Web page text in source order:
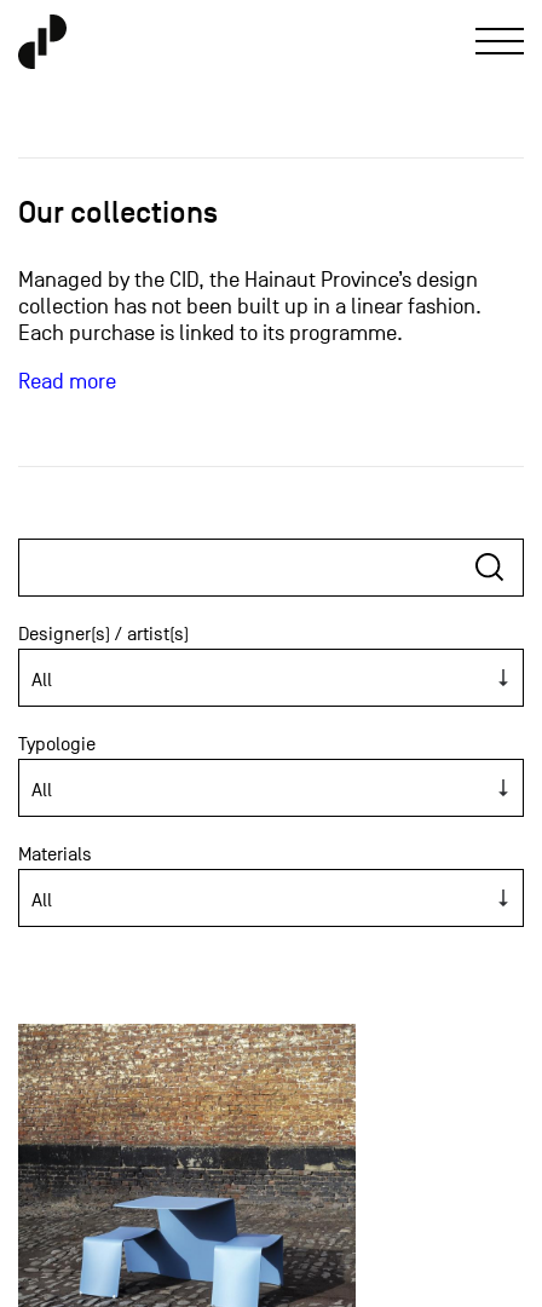
Our collections
Managed by the CID, the Hainaut Province’s design
collection has not been built up in a linear fashion.
Each purchase is linked to its programme.
Read more
Designer(s) / artist(s)
Typologie
Materials